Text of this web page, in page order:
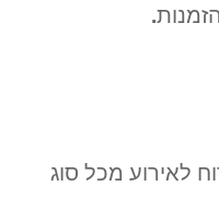
לאירוע מכל סוג